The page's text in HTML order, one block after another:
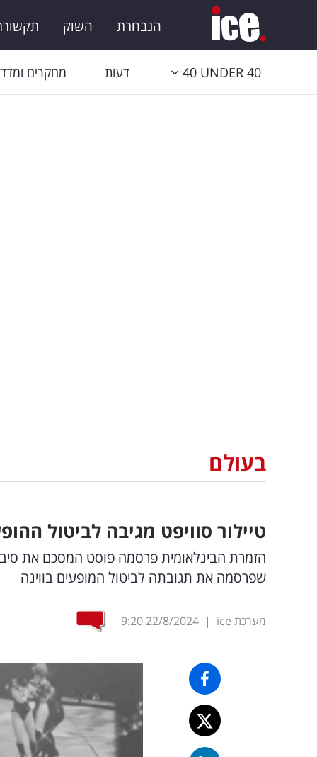
הנבחרת השוק
40 UNDER 40 דעות מחקרים
בעולם
טיילור סוויפט מגיבה לביטול
הזמרת הבינלאומית פרסמה פוסט המסכם את
שפרסמה את תגובתה לביטול המופעים בווינה
מערכת ice |
22/8/2024
9:20